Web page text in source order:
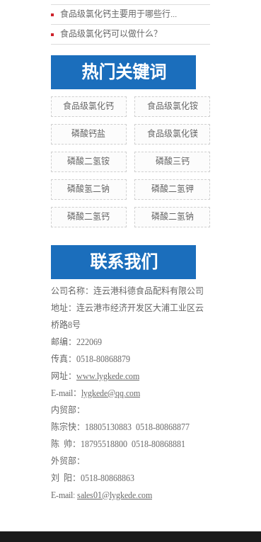
食品级氯化钙主要用于哪些行...
食品级氯化钙可以做什么？
热门关键词
食品级氯化钙 食品级氯化铵
磷酸钙盐 食品级氯化镁
磷酸二氢铵 磷酸三钙
磷酸氢二钠 磷酸二氢钾
磷酸二氢钙 磷酸二氢钠
联系我们
公司名称：连云港科德食品配料有限公司
地址：连云港市经济开发区大浦工业区云
桥路8号
邮编：222069
传真：0518-80868879
网址： www.lygkede.com
E-mail： lygkede@qq.com
内贸部：
陈宗快：18805130883 0518-80868877
陈 帅：18795518800 0518-80868881
外贸部：
刘 阳：0518-80868863
E-mail: sales01@lygkede.com